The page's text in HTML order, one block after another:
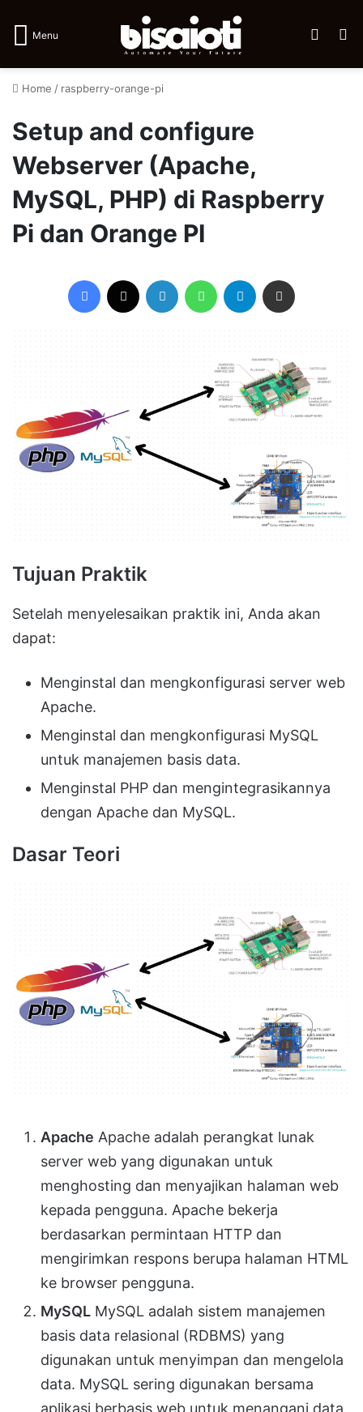
Menu Log In
Home / raspberry-orange-pi
Setup and configure
Webserver (Apache,
MySQL, PHP) di Raspberry
Pi dan Orange PI
Facebook LinkedIn WhatsAppTelegram
Tujuan Praktik
Setelah menyelesaikan praktik ini, Anda akan
dapat:
Menginstal dan mengkonfigurasi server web
Apache.
Menginstal dan mengkonfigurasi MySQL
untuk manajemen basis data.
Menginstal PHP dan mengintegrasikannya
dengan Apache dan MySQL.
Dasar Teori
Apache Apache adalah perangkat lunak
server web yang digunakan untuk
menghosting dan menyajikan halaman web
kepada pengguna. Apache bekerja
berdasarkan permintaan HTTP dan
mengirimkan respons berupa halaman HTML
ke browser pengguna.
MySQL MySQL adalah sistem manajemen
basis data relasional (RDBMS) yang
digunakan untuk menyimpan dan mengelola
data. MySQL sering digunakan bersama
aplikasi berbasis web untuk menangani data